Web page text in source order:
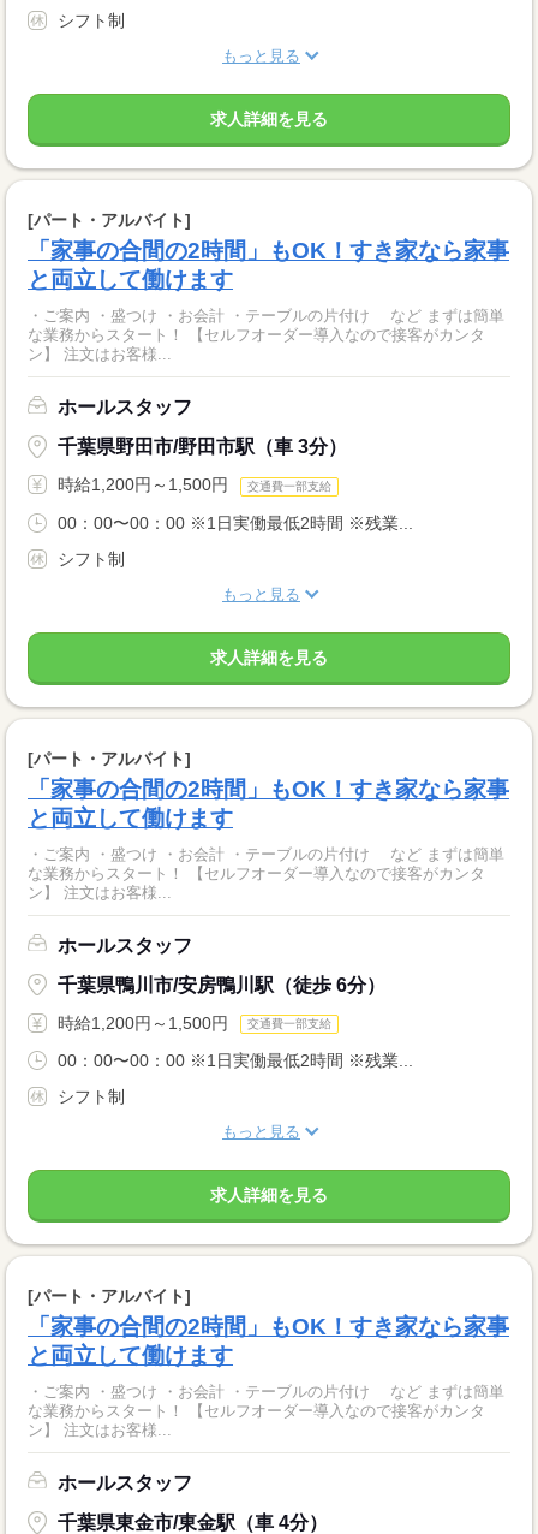
シフト制
もっと見る
求人詳細を見る
[パート・アルバイト]
「家事の合間の2時間」もOK！すき家なら家事
と両立して働けます
・ご案内 ・盛つけ ・お会計 ・テーブルの片付け など まずは簡単
な業務からスタート！ 【セルフオーダー導入なので接客がカンタ
ン】 注文はお客様...
ホールスタッフ
千葉県野田市/野田市駅（車 3分）
時給1,200円～1,500円 交通費一部支給
00：00〜00：00 ※1日実働最低2時間 ※残業...
シフト制
もっと見る
求人詳細を見る
[パート・アルバイト]
「家事の合間の2時間」もOK！すき家なら家事
と両立して働けます
・ご案内 ・盛つけ ・お会計 ・テーブルの片付け など まずは簡単
な業務からスタート！ 【セルフオーダー導入なので接客がカンタ
ン】 注文はお客様...
ホールスタッフ
千葉県鴨川市/安房鴨川駅（徒歩 6分）
時給1,200円～1,500円 交通費一部支給
00：00〜00：00 ※1日実働最低2時間 ※残業...
シフト制
もっと見る
求人詳細を見る
[パート・アルバイト]
「家事の合間の2時間」もOK！すき家なら家事
と両立して働けます
・ご案内 ・盛つけ ・お会計 ・テーブルの片付け など まずは簡単
な業務からスタート！ 【セルフオーダー導入なので接客がカンタ
ン】 注文はお客様...
ホールスタッフ
千葉県東金市/東金駅（車 4分）